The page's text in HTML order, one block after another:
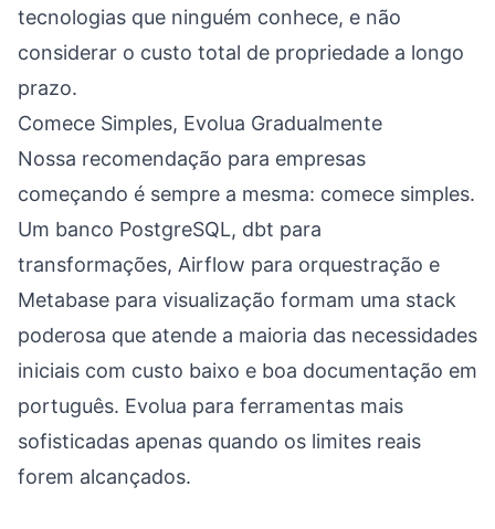
tecnologias que ninguém conhece, e não
considerar o custo total de propriedade a longo
prazo.
Comece Simples, Evolua Gradualmente
Nossa recomendação para empresas
começando é sempre a mesma: comece simples.
Um banco PostgreSQL, dbt para
transformações, Airflow para orquestração e
Metabase para visualização formam uma stack
poderosa que atende a maioria das necessidades
iniciais com custo baixo e boa documentação em
português. Evolua para ferramentas mais
sofisticadas apenas quando os limites reais
forem alcançados.